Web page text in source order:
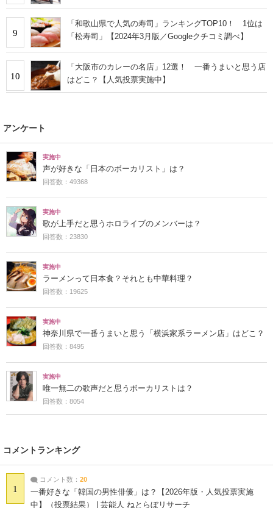
9
「和歌山県で人気の寿司」ランキングTOP10！ 1位は
「松寿司」【2024年3月版／Googleクチコミ調べ】
10
「大阪市のカレーの名店」12選！ 一番うまいと思う店
はどこ？【人気投票実施中】
アンケート
実施中
声が好きな「日本のボーカリスト」は？
回答数：49368
実施中
歌が上手だと思うホロライブのメンバーは？
回答数：23830
実施中
ラーメンって日本食？それとも中華料理？
回答数：19625
実施中
神奈川県で一番うまいと思う「横浜家系ラーメン店」はどこ？
回答数：8495
実施中
唯一無二の歌声だと思うボーカリストは？
回答数：8054
コメントランキング
1
コメント数： 20
一番好きな「韓国の男性俳優」は？【2026年版・人気投票実施
中】（投票結果） | 芸能人 ねとらぼリサーチ